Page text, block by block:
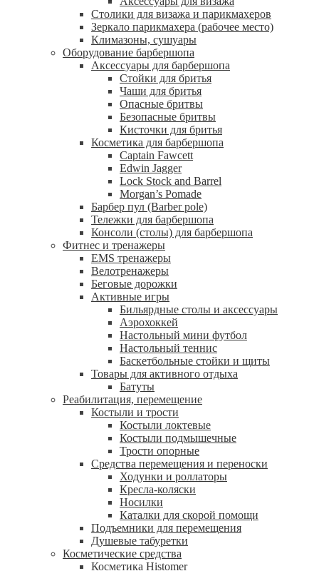
Столики для визажа и парикмахеров
Зеркало парикмахера (рабочее место)
Климазоны, сушуары
Оборудование барбершопа
Аксессуары для барбершопа
Стойки для бритья
Чаши для бритья
Опасные бритвы
Безопасные бритвы
Кисточки для бритья
Косметика для барбершопа
Captain Fawcett
Edwin Jagger
Lock Stock and Barrel
Morgan’s Pomade
Барбер пул (Barber pole)
Тележки для барбершопа
Консоли (столы) для барбершопа
Фитнес и тренажеры
EMS тренажеры
Велотренажеры
Беговые дорожки
Активные игры
Бильярдные столы и аксессуары
Аэрохоккей
Настольный мини футбол
Настольный теннис
Баскетбольные стойки и щиты
Товары для активного отдыха
Батуты
Реабилитация, перемещение
Костыли и трости
Костыли локтевые
Костыли подмышечные
Трости опорные
Средства перемещения и переноски
Ходунки и роллаторы
Кресла-коляски
Носилки
Каталки для скорой помощи
Подъемники для перемещения
Душевые табуретки
Косметические средства
Косметика Histomer